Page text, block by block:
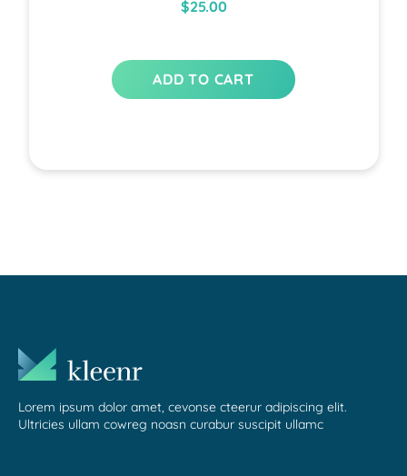
$25.00
ADD TO CART
Lorem ipsum dolor amet, cevonse cteerur adipiscing elit.
Ultricies ullam cowreg noasn curabur suscipit ullamc